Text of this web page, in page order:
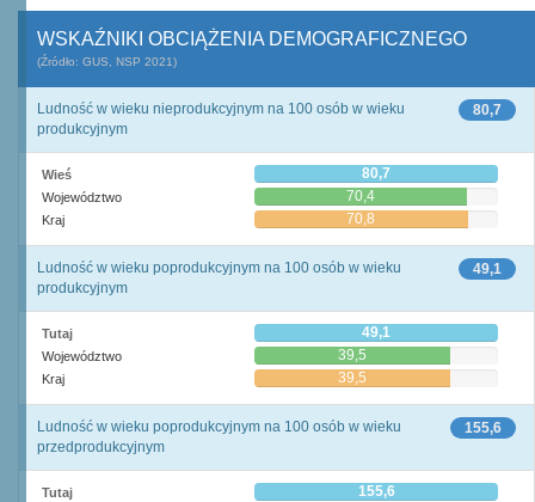
WSKAŹNIKI OBCIĄŻENIA DEMOGRAFICZNEGO
(Źródło: GUS, NSP 2021)
80,7
Ludność w wieku nieprodukcyjnym na 100 osób w wieku
produkcyjnym
Wieś 80,7
Województwo 70,4
Kraj 70,8
49,1
Ludność w wieku poprodukcyjnym na 100 osób w wieku
produkcyjnym
Tutaj 49,1
Województwo 39,5
Kraj 39,5
155,6
Ludność w wieku poprodukcyjnym na 100 osób w wieku
przedprodukcyjnym
Tutaj 155,6